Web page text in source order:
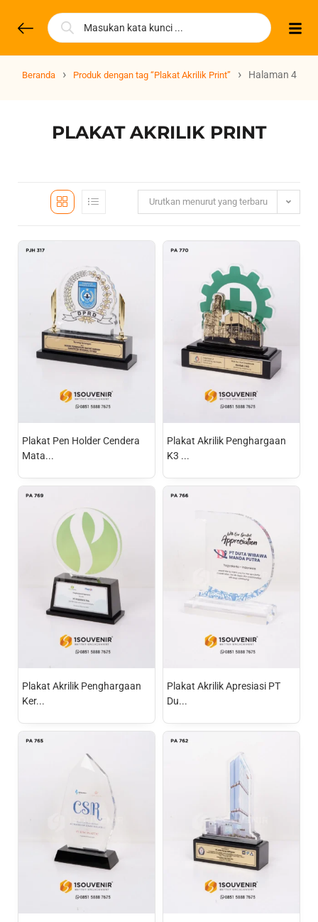
Beranda › Produk dengan tag “Plakat Akrilik Print” › Halaman 4
PLAKAT AKRILIK PRINT
Urutkan menurut yang terbaru
Plakat Pen Holder Cendera
Mata...
Plakat Akrilik Penghargaan
K3 ...
Plakat Akrilik Penghargaan
Ker...
Plakat Akrilik Apresiasi PT
Du...